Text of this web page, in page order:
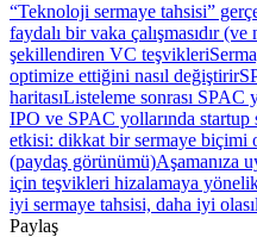
“Teknoloji sermaye tahsisi”
faydalı bir vaka çalışmasıdır
şekillendiren VC teşvikleri
optimize ettiğini nasıl değiştirir
haritasıListeleme sonrası SPAC
IPO ve SPAC yollarında startup
etkisi: dikkat bir sermaye biçimi
(paydaş görünümü)Aşamanıza
için teşvikleri hizalamaya
iyi sermaye tahsisi, daha iyi
Paylaş